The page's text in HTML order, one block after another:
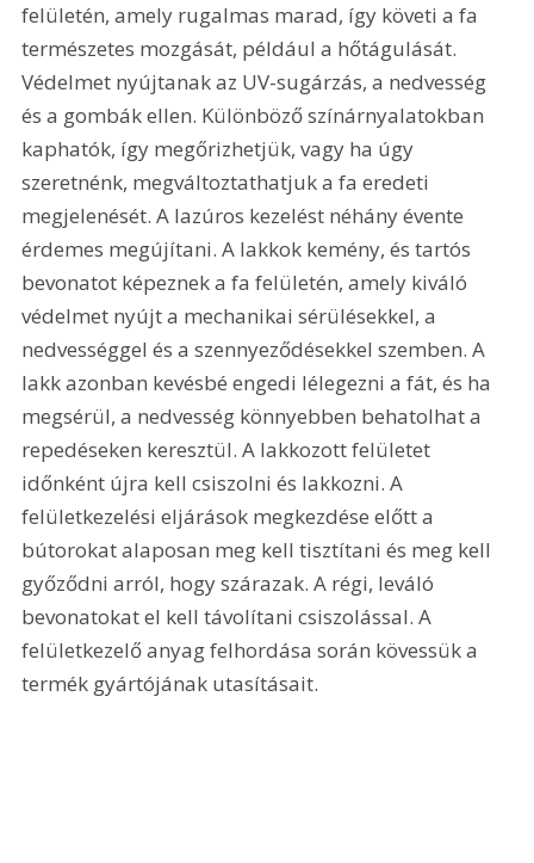
felületén, amely rugalmas marad, így követi a fa
természetes mozgását, például a hőtágulását.
Védelmet nyújtanak az UV-sugárzás, a nedvesség
és a gombák ellen. Különböző színárnyalatokban
kaphatók, így megőrizhetjük, vagy ha úgy
szeretnénk, megváltoztathatjuk a fa eredeti
megjelenését. A lazúros kezelést néhány évente
érdemes megújítani. A lakkok kemény, és tartós
bevonatot képeznek a fa felületén, amely kiváló
védelmet nyújt a mechanikai sérülésekkel, a
nedvességgel és a szennyeződésekkel szemben. A
lakk azonban kevésbé engedi lélegezni a fát, és ha
megsérül, a nedvesség könnyebben behatolhat a
repedéseken keresztül. A lakkozott felületet
időnként újra kell csiszolni és lakkozni. A
felületkezelési eljárások megkezdése előtt a
bútorokat alaposan meg kell tisztítani és meg kell
győződni arról, hogy szárazak. A régi, leváló
bevonatokat el kell távolítani csiszolással. A
felületkezelő anyag felhordása során kövessük a
termék gyártójának utasításait.